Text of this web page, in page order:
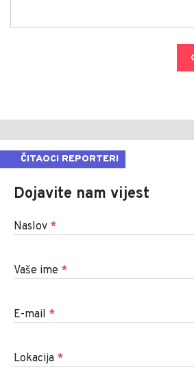
ČITAOCI REPORTERI
Dojavite nam vijest
Naslov *
Vaše ime *
E-mail *
Lokacija *